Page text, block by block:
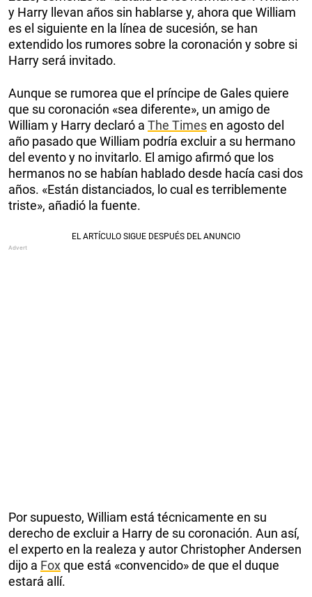
y Harry llevan años sin hablarse y, ahora que William
es el siguiente en la línea de sucesión, se han
extendido los rumores sobre la coronación y sobre si
Harry será invitado.
Aunque se rumorea que el príncipe de Gales quiere
que su coronación «sea diferente», un amigo de
William y Harry declaró a The Timesen agosto del
año pasado que William podría excluir a su hermano
del evento y no invitarlo. El amigo afirmó que los
hermanos no se habían hablado desde hacía casi dos
años. «Están distanciados, lo cual es terriblemente
triste», añadió la fuente.
Por supuesto, William está técnicamente en su
derecho de excluir a Harry de su coronación. Aun así,
el experto en la realeza y autor Christopher Andersen
dijo a Foxque está «convencido» de que el duque
estará allí.